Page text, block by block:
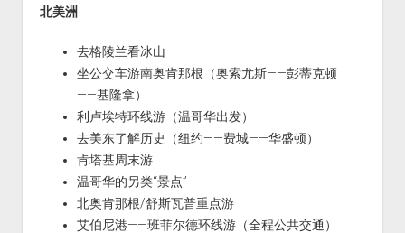
北美洲
去格陵兰看冰山
坐公交车游南奥肯那根（奥索尤斯——彭蒂克顿
——基隆拿）
利卢埃特环线游（温哥华出发）
去美东了解历史（纽约——费城——华盛顿）
肯塔基周末游
温哥华的另类“景点”
北奥肯那根/舒斯瓦普重点游
艾伯尼港——班菲尔德环线游（全程公共交通）